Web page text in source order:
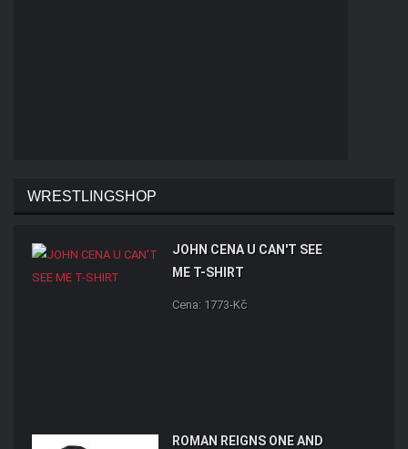
WRESTLINGSHOP
JOHN CENA U CAN'T SEE
ME T-SHIRT
Cena: 1773-Kč
ROMAN REIGNS ONE AND